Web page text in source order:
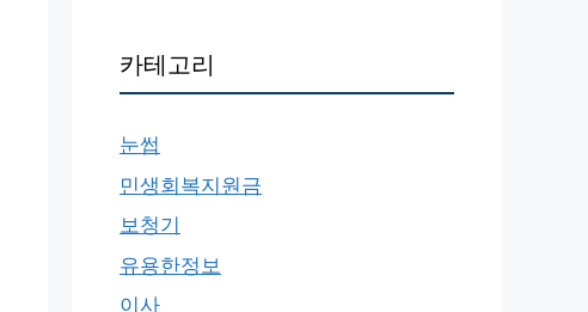
카테고리
눈썹
민생회복지원금
보청기
유용한정보
이사